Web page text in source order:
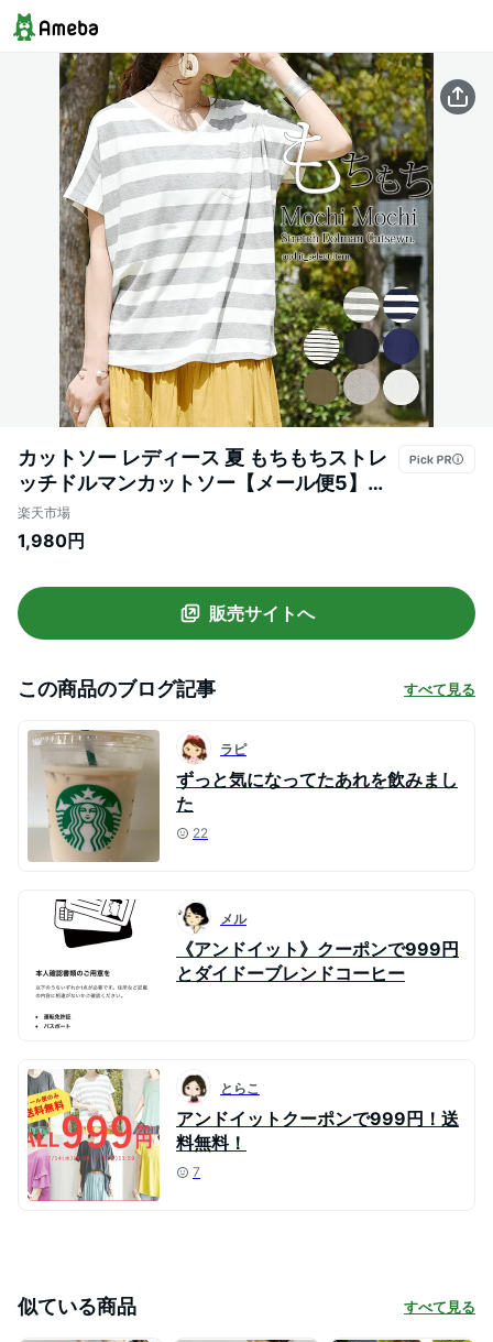
カットソー レディース 夏 もちもちストレ
ッチドルマンカットソー【メール便5】
【M】【L】Tシャツカットソー トップス t
シャツ ボーダー 重ね着 無地 Vネック スト
トソー 薄手 夏物
楽天市場
1,980円
販売サイトへ
この商品のブログ記事 すべて見る
ラピ
ずっと気になってたあれを飲みまし
た
22
メル
《アンドイット》クーポンで999円
とダイドーブレンドコーヒー
とらこ
アンドイットクーポンで999円！送
料無料！
7
似ている商品 すべて見る